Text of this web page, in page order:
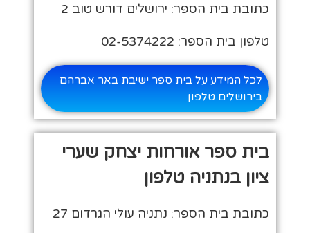
כתובת בית הספר: ירושלים דורש טוב 2
טלפון בית הספר: 02-5374222
לכל המידע על בית ספר ישיבת באר אברהם
בירושלים טלפון
בית ספר אורחות יצחק שערי
ציון בנתניה טלפון
כתובת בית הספר: נתניה עולי הגרדום 27